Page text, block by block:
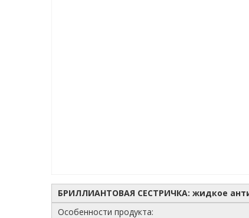
БРИЛЛИАНТОВАЯ СЕСТРИЧКА: жидкое
Особенности продукта: